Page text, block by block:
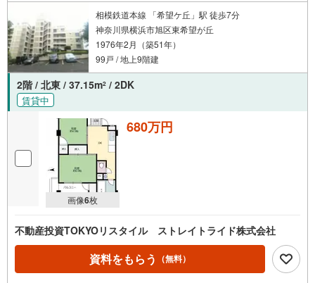
相模鉄道本線 「希望ケ丘」駅 徒歩7分
神奈川県横浜市旭区東希望が丘
1976年2月（築51年）
99戸 / 地上9階建
2階 / 北東 / 37.15m2 / 2DK
賃貸中
画像6枚
680万円
不動産投資TOKYOリスタイル ストレイトライド株式会社
資料をもらう （無料）